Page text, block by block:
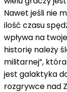
Nawet jeśli nie
ilość czasu
wpływa na
historię należy
militarnej”,
jest galaktyka
rozgrywce nad